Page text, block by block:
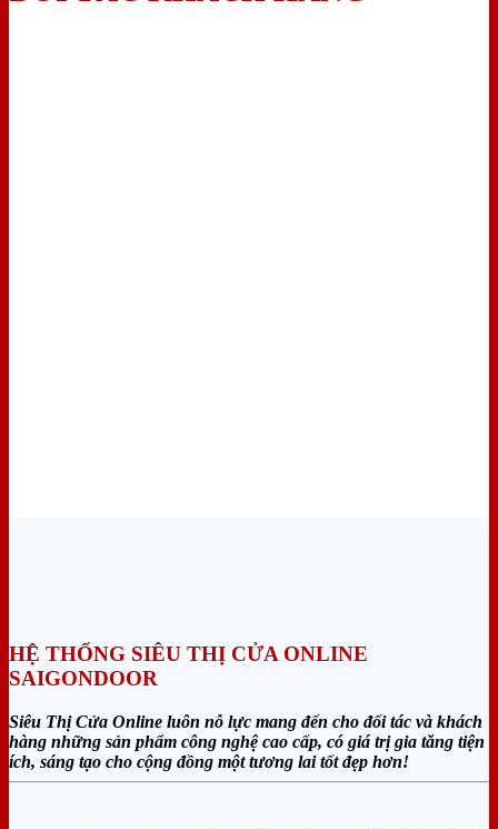
HỆ THỐNG SIÊU THỊ CỬA ONLINE
SAIGONDOOR
Siêu Thị Cửa Online luôn nỗ lực mang đến cho đối tác và khách
hàng những sản phẩm công nghệ cao cấp, có giá trị gia tăng tiện
ích, sáng tạo cho cộng đồng một tương lai tốt đẹp hơn!